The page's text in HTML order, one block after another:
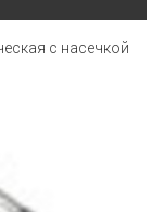
с насечкой